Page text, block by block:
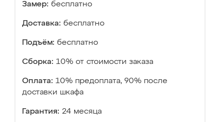
Замер: бесплатно
Доставка: бесплатно
Подъём: бесплатно
Сборка: 10% от стоимости заказа
Оплата: 10% предоплата, 90% после
доставки шкафа
Гарантия: 24 месяца